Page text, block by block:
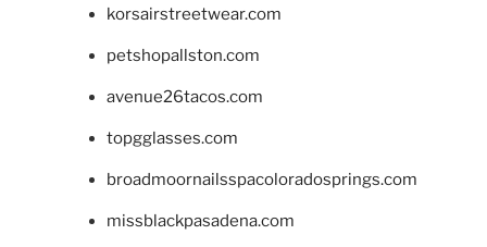
korsairstreetwear.com
petshopallston.com
avenue26tacos.com
topgglasses.com
broadmoornailsspacoloradosprings.com
missblackpasadena.com